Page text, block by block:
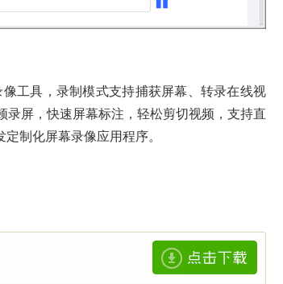
工具，录制模式支持捕获屏幕、转录在线视
屏，快速屏幕标注，轻松剪切视频，支持直
制化屏幕录像应用程序。